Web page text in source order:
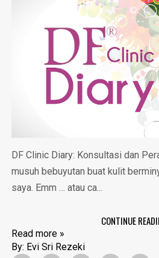
DF Clinic Diary: Konsultasi dan
musuh bebuyutan buat kulit
saya. Emm … atau ca...
CONTINUE
Read more »
By: Evi Sri Rezeki